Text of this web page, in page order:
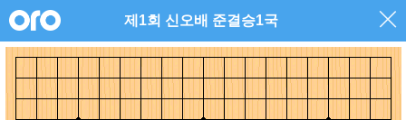
제1회 신오배 준결승1국